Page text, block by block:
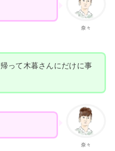
奈々
って木暮さんにだけに事
奈々